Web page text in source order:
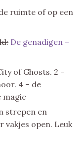
ruimte of op een
De genadigen –
of Ghosts. 2 –
4 – de
magic
strepen en
vakjes open. Leuk